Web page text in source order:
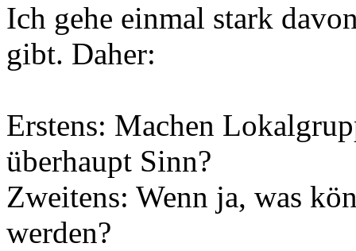
Ich gehe einmal stark
gibt. Daher:
Erstens: Machen
überhaupt Sinn?
Zweitens: Wenn ja, was
werden?